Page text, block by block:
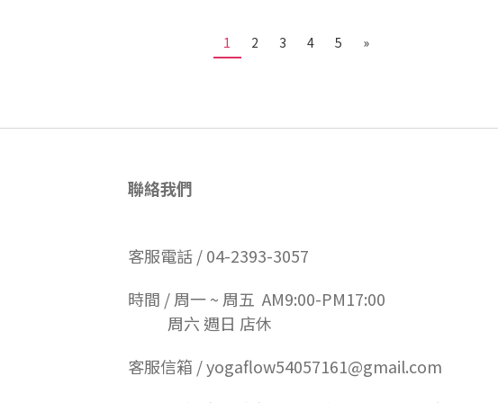
1 2 3 4 5 »
聯絡我們
客服電話 / 04-2393-3057
時間 / 周一 ~ 周五 AM9:00-PM17:00
周六 週日 店休
客服信箱 / yogaflow54057161@gmail.com